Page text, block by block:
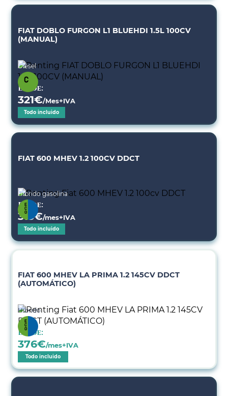
FIAT DOBLO FURGON L1 BLUEHDI 1.5L 100CV
(MANUAL)
Diésel
Desde:
321€/Mes+IVA
Todo incluido
FIAT 600 MHEV 1.2 100CV DDCT
Híbrido gasolina
Desde:
313€/mes+IVA
Todo incluido
FIAT 600 MHEV LA PRIMA 1.2 145CV DDCT
(AUTOMÁTICO)
Híbrido
Desde:
376€/mes+IVA
Todo incluido